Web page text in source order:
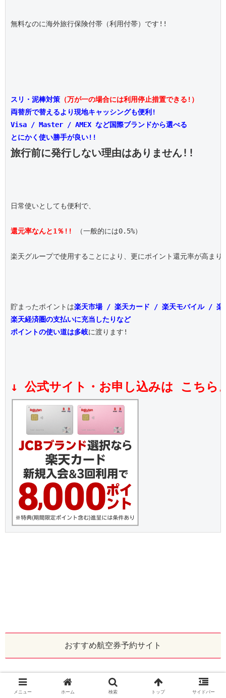
無料なのに海外旅行保険付帯（利用付帯）です!!
スリ・泥棒対策 （万が一の場合には利用停止措置できる!）
両替所で替えるより現地キャッシングも便利!
Visa / Master / AMEX など国際ブランドから選べる
とにかく使い勝手が良い!!
旅行前に発行しない理由はありません!!
日常使いとしても便利で、
還元率なんと1％!! （一般的には0.5%）
楽天グループで使用することにより、更にポイント還元率が高まり
貯まったポイントは楽天市場 / 楽天カード / 楽天モバイル / 楽
楽天経済圏の支払いに充当したりなど
ポイントの使い道は多岐に渡ります!
↓ 公式サイト・お申し込みは こちら
おすすめ航空券予約サイト
メニュー ホーム 検索 トップ サイドバー